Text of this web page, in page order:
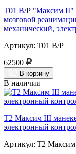
Т01 В/Р "Максим II"
мозговой
механический,
Артикул: Т01 В/Р
62500
В корзину
В наличии
Т2 Максим III
электронный
Артикул: Т2